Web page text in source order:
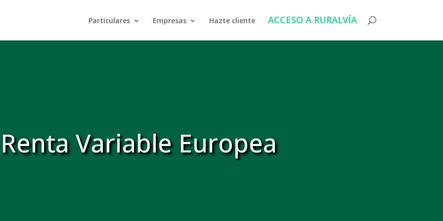
Particulares Empresas Hazte cliente ACCESO A RURALVÍA
Variable Europea